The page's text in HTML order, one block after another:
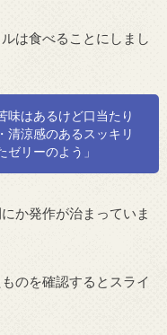
は食べることにしまし
味はあるけど口当たり
清涼感のあるスッキリ
ゼリーのよう」
か発作が治まっていま
のを確認するとスライ